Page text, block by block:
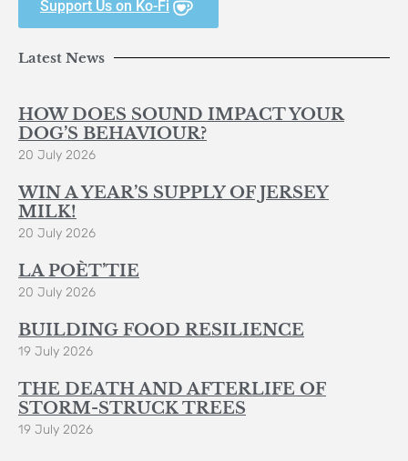
Support Us on Ko-Fi
Latest News
HOW DOES SOUND IMPACT YOUR
DOG’S BEHAVIOUR?
20 July 2026
WIN A YEAR’S SUPPLY OF JERSEY
MILK!
20 July 2026
LA POÈT’TIE
20 July 2026
BUILDING FOOD RESILIENCE
19 July 2026
THE DEATH AND AFTERLIFE OF
STORM-STRUCK TREES
19 July 2026